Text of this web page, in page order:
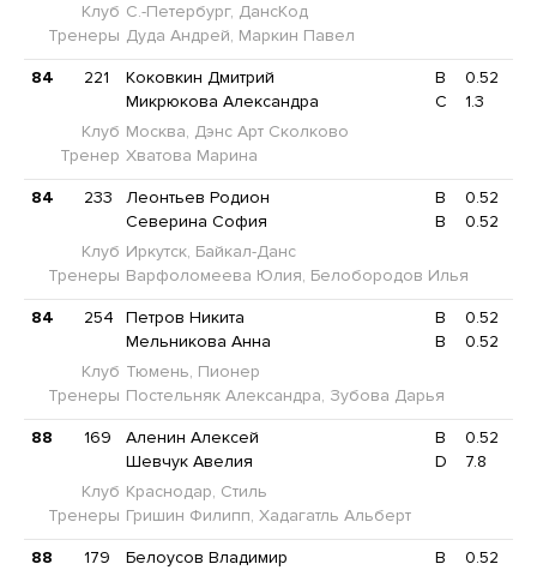
Клуб С.-Петербург, ДансКод
Тренеры Дуда Андрей, Маркин Павел
84 221 Коковкин Дмитрий B
0.52
Микрюкова Александра
C
1.3
Клуб Москва, Дэнс Арт Сколково
Тренер Хватова Марина
84 233 Леонтьев Родион B
0.52
Северина София
B
0.52
Клуб Иркутск, Байкал-Данс
Тренеры Варфоломеева Юлия, Белобородов Илья
84 254 Петров Никита B
0.52
Мельникова Анна
B
0.52
Клуб Тюмень, Пионер
Тренеры Постельняк Александра, Зубова Дарья
88 169 Аленин Алексей B
0.52
Шевчук Авелия
D
7.8
Клуб Краснодар, Стиль
Тренеры Гришин Филипп, Хадагатль Альберт
88 179 Белоусов Владимир B
0.52